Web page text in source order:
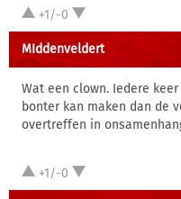
+1/-0
MIddenveldert
Wat een clown. Iedere
bonter kan maken dan de
overtreffen in
+1/-0